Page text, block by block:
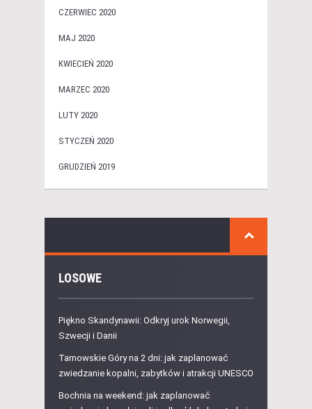
CZERWIEC 2020
MAJ 2020
KWIECIEŃ 2020
MARZEC 2020
LUTY 2020
STYCZEŃ 2020
GRUDZIEŃ 2019
LOSOWE
Piękno Skandynawii: Odkryj urok Norwegii,
Szwecji i Danii
Tarnowskie Góry na 2 dni: jak zaplanować
zwiedzanie kopalni, zabytków i atrakcji UNESCO
Bochnia na weekend: jak zaplanować